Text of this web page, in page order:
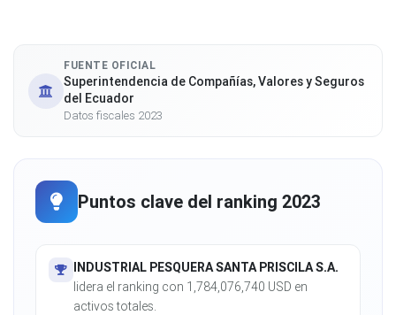
FUENTE OFICIAL
Superintendencia de Compañías, Valores y Seguros
del Ecuador
Datos fiscales 2023
Puntos clave del ranking 2023
INDUSTRIAL PESQUERA SANTA PRISCILA S.A.
lidera el ranking con 1,784,076,740 USD en
activos totales.